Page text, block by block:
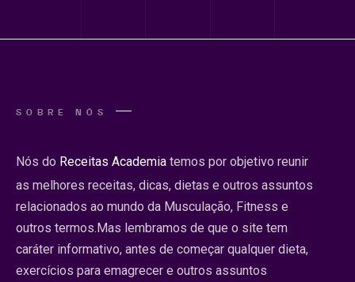
SOBRE NÓS
Nós do Receitas Academia temos por objetivo reunir
as melhores receitas, dicas, dietas e outros assuntos
relacionados ao mundo da Musculação, Fitness e
outros termos.Mas lembramos de que o site tem
caráter informativo, antes de começar qualquer dieta,
exercícios para emagrecer e outros assuntos